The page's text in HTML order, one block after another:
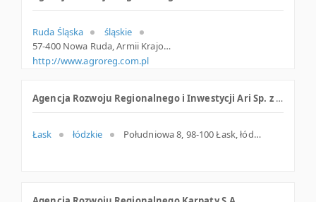
Ruda Śląska
śląskie
57-400 Nowa Ruda, Armii Krajowej 15, dolnośląskie
http://www.agroreg.com.pl
Agencja Rozwoju Regionalnego i Inwestycji Ari Sp. z o.o.
Łask łódzkie Południowa 8, 98-100 Łask, łódzkie